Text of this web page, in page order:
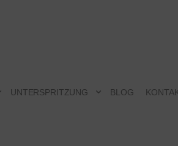
UNTERSPRITZUNG BLOG